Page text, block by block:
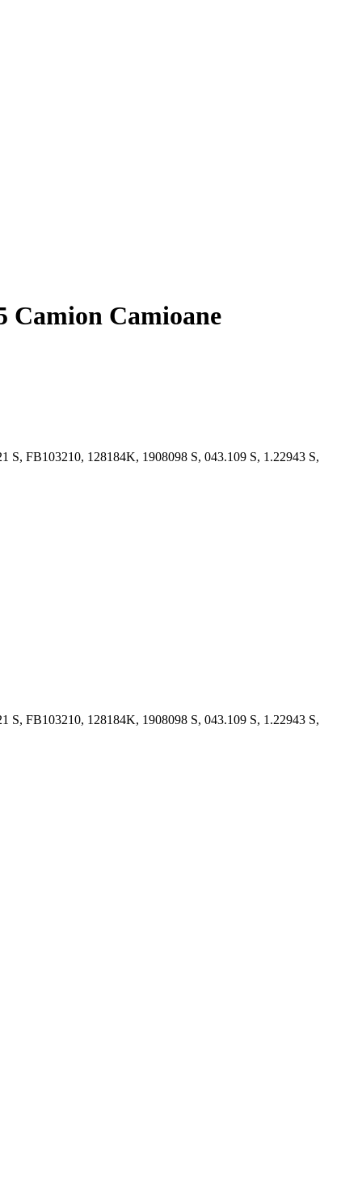
Camion Camioane
S, FB103210, 128184K, 1908098 S, 043.109 S, 1.22943 S,
S, FB103210, 128184K, 1908098 S, 043.109 S, 1.22943 S,